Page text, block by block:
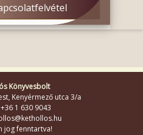
Könyvesbolt
Kenyérmező utca 3/a
1 630 9043
jog fenntartva!